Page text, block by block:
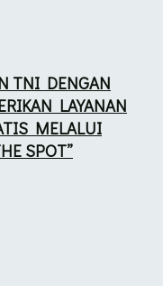
TNI DENGAN
LAYANAN
MELALUI
SPOT”